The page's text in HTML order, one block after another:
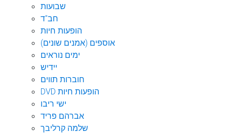
שבועות
חב"ד
הופעות חיות
אוספים (אמנים שונים)
ימים נוראים
יידיש
חוברות תווים
DVD הופעות חיות
ישי ריבו
אברהם פריד
שלמה קרליבך